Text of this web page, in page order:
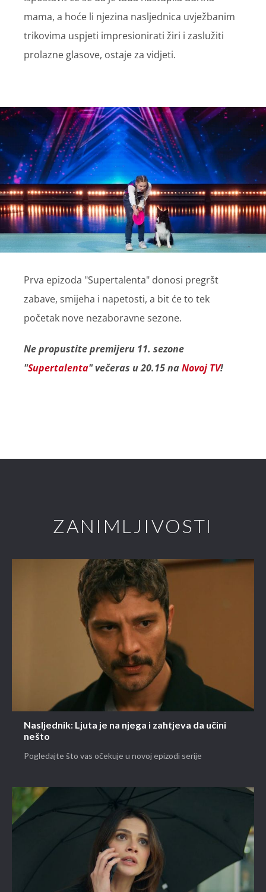
mama, a hoće li njezina nasljednica uvježbanim
trikovima uspjeti impresionirati žiri i zaslužiti
prolazne glasove, ostaje za vidjeti.
Prva epizoda "Supertalenta" donosi pregršt
zabave, smijeha i napetosti, a bit će to tek
početak nove nezaboravne sezone.
Ne propustite premijeru 11. sezone
"Supertalenta" večeras u 20.15 naNovoj TV!
ZANIMLJIVOSTI
Nasljednik: Ljuta je na njega i zahtjeva da učini
nešto
Pogledajte što vas očekuje u novoj epizodi serije